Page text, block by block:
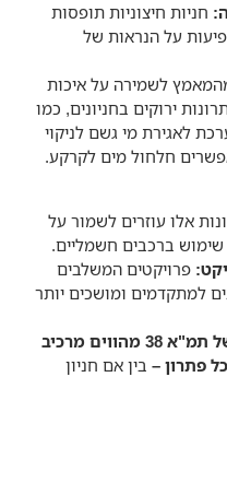
: חניות חיצוניות תופסות
על הנראות של
לשמירה על איכות
ירוקים בחניונים, כמו
לאגירת מי גשם לניקוי
חלחול מים לקרקע.
אלו עוזרים לשמור על
ברכבים חשמליים.
: פרויקטים המשלבים
למתקדמים ומושכים יותר
סיכום פתרונות חניה בפרויקטים של תמ"א 38 מהווים מרכיב
פתרון – בין אם חניון